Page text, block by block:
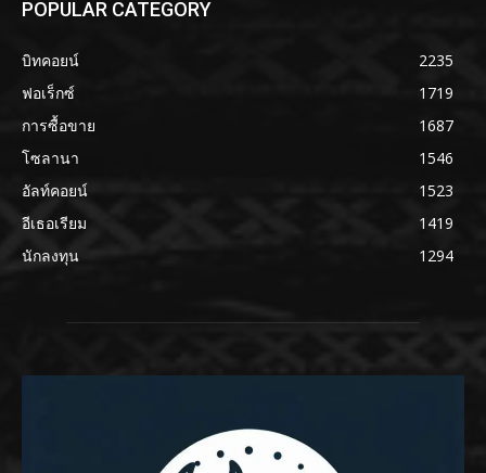
POPULAR CATEGORY
บิทคอยน์
2235
ฟอเร็กซ์
1719
การซื้อขาย
1687
โซลานา
1546
อัลท์คอยน์
1523
อีเธอเรียม
1419
นักลงทุน
1294